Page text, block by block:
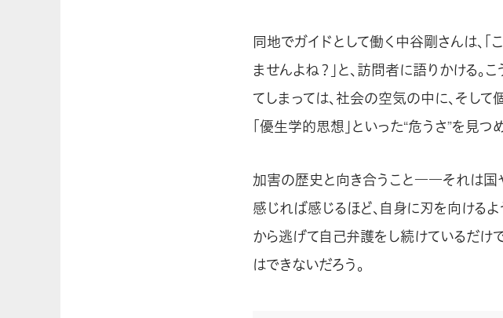
同地でガイドとして働く中谷剛さんは、
ませんよね？」と、訪問者に語りかける
てしまっては、社会の空気の中に、そし
「優生学的思想」といった“危うさ”を見つ
加害の歴史と向き合うこと――それは国
感じれば感じるほど、自身に刃を向ける
から逃げて自己弁護をし続けているだけ
はできないだろう。